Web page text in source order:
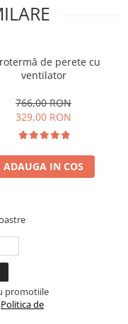
de perete cu
ventilator
766,00 RON
329,00 RON
ADAUGA IN COS
promotiile
Politica de